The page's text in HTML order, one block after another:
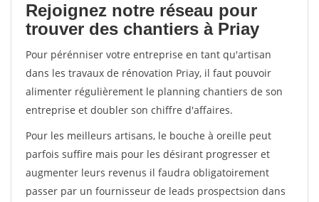
Rejoignez notre réseau pour
trouver des chantiers à Priay
Pour pérénniser votre entreprise en tant qu'artisan
dans les travaux de rénovation Priay, il faut pouvoir
alimenter régulièrement le planning chantiers de son
entreprise et doubler son chiffre d'affaires.
Pour les meilleurs artisans, le bouche à oreille peut
parfois suffire mais pour les désirant progresser et
augmenter leurs revenus il faudra obligatoirement
passer par un fournisseur de leads prospectsion dans